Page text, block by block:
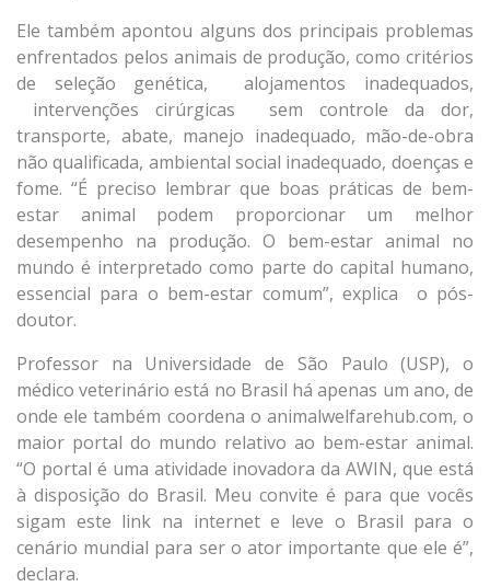
Ele também apontou alguns dos principais problemas
enfrentados pelos animais de produção, como critérios
de seleção genética, alojamentos inadequados,
intervenções cirúrgicas sem controle da dor,
transporte, abate, manejo inadequado, mão-de-obra
não qualificada, ambiental social inadequado, doenças e
fome. “É preciso lembrar que boas práticas de bem-
estar animal podem proporcionar um melhor
desempenho na produção. O bem-estar animal no
mundo é interpretado como parte do capital humano,
essencial para o bem-estar comum”, explica o pós-
doutor.
Professor na Universidade de São Paulo (USP), o
médico veterinário está no Brasil há apenas um ano, de
onde ele também coordena o animalwelfarehub.com, o
maior portal do mundo relativo ao bem-estar animal.
“O portal é uma atividade inovadora da AWIN, que está
à disposição do Brasil. Meu convite é para que vocês
sigam este link na internet e leve o Brasil para o
cenário mundial para ser o ator importante que ele é”,
declara.